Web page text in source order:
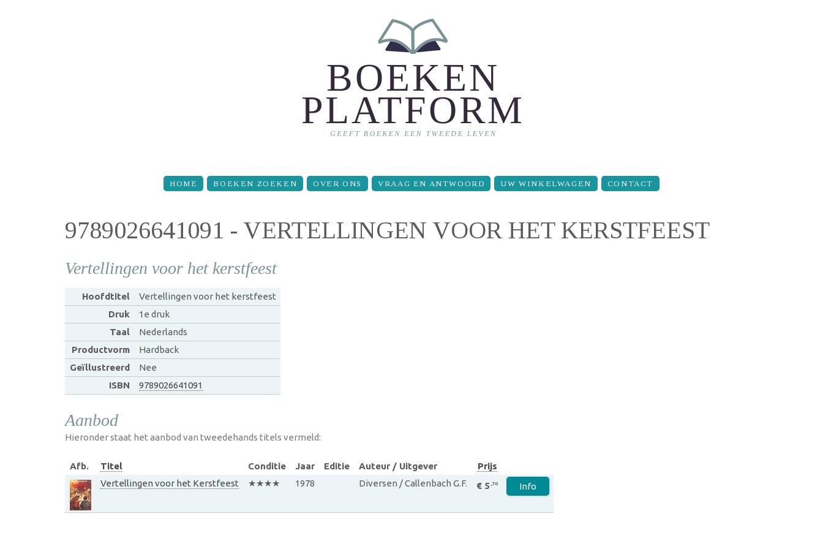
HOME BOEKEN ZOEKEN OVER ONS VRAAG EN ANTWOORD UW WINKELWAGEN CONTACT
9789026641091 - VERTELLINGEN VOOR HET KERSTFEEST
Vertellingen voor het kerstfeest
Hoofdtitel
Vertellingen voor het kerstfeest
Druk
1e druk
Taal
Nederlands
Productvorm
Hardback
Geïllustreerd
Nee
ISBN
9789026641091
Aanbod
Hieronder staat het aanbod van tweedehands titels vermeld:
Afb. Titel Conditie Jaar Editie Auteur / Uitgever
Prijs
Vertellingen voor het Kerstfeest
★★★★ 1978 Diversen / Callenbach G.F. € 5 ,70 Info